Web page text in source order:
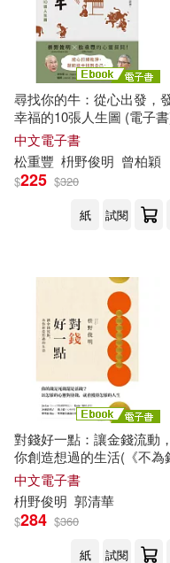
尋找你的牛：從心出發，
幸福的10張人生圖 (電子
中文電子書
松重豐 枡野俊明 曾柏穎
$225 $320
紙
試閱
對錢好一點：讓金錢流動
你創造想過的生活(《不為
惱的老後》改版) (電子書)
中文電子書
枡野俊明 郭清華
$284 $360
紙
試閱